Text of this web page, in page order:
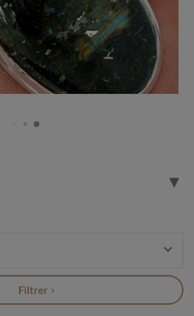
esthétiques : ils accompagnent
matérialiser leurs projets
et
rayonner une énergie
pour celles et ceux qui
avec intention et lumière.

Filtrer